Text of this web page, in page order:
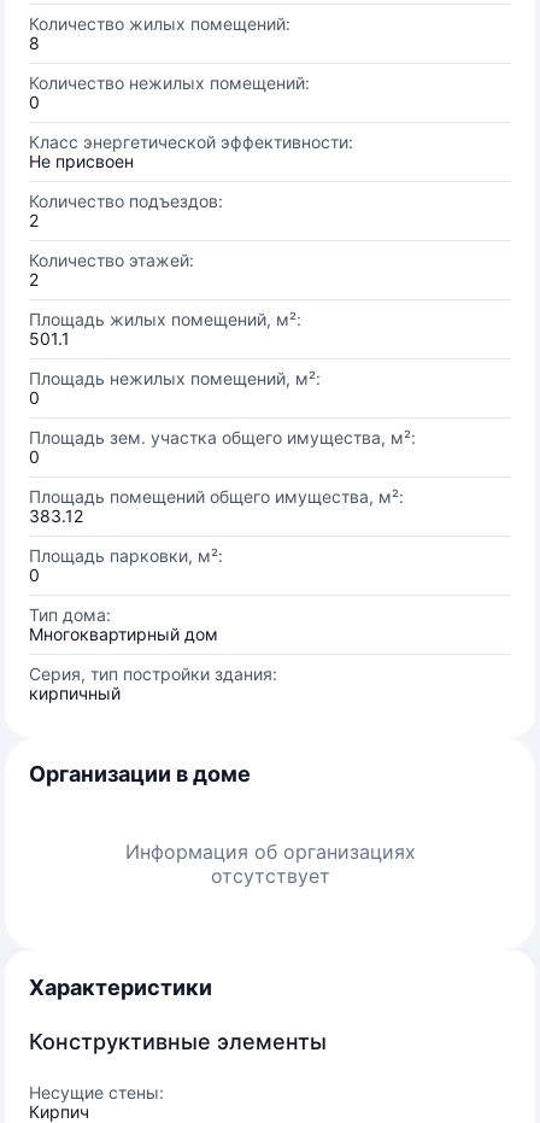
Количество жилых помещений:
8
Количество нежилых помещений:
0
Класс энергетической эффективности:
Не присвоен
Количество подъездов:
2
Количество этажей:
2
Площадь жилых помещений, м²:
501.1
Площадь нежилых помещений, м²:
0
Площадь зем. участка общего имущества, м²:
0
Площадь помещений общего имущества, м²:
383.12
Площадь парковки, м²:
0
Тип дома:
Многоквартирный дом
Серия, тип постройки здания:
кирпичный
Организации в доме
Информация об организациях
отсутствует
Характеристики
Конструктивные элементы
Несущие стены:
Кирпич